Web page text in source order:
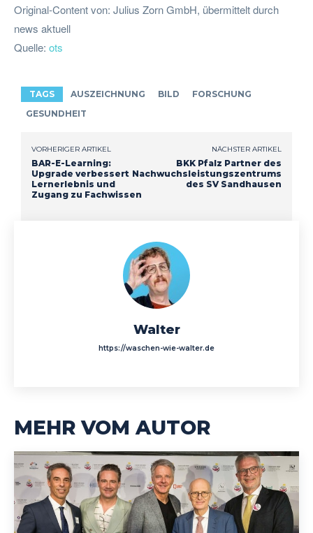
Original-Content von: Julius Zorn GmbH, übermittelt durch
news aktuell
Quelle: ots
TAGS AUSZEICHNUNG BILD
FORSCHUNG
GESUNDHEIT
VORHERIGER ARTIKEL
BAR-E-Learning:
Upgrade verbessert
Lernerlebnis und
Zugang zu Fachwissen
NÄCHSTER ARTIKEL
BKK Pfalz Partner des
Nachwuchsleistungszentrums
des SV Sandhausen
Walter
https://waschen-wie-walter.de
MEHR VOM AUTOR